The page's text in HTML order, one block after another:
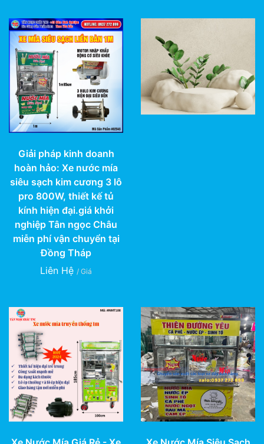
Giải pháp kinh doanh
hoàn hảo: Xe nước mía
siêu sạch kim cương 3 lô
pro 800W, thiết kế tủ
kính hiện đại.giá khởi
nghiệp Tân ngọc Châu
miễn phí vận chuyển tại
Đồng Tháp
Liên Hệ / Giá